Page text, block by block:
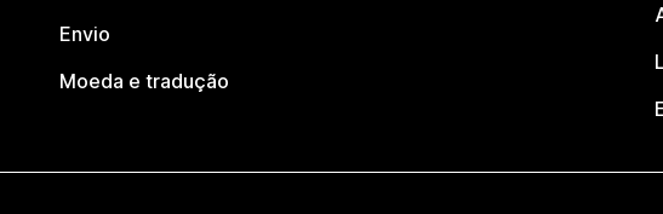
Envio
Moeda e tradução